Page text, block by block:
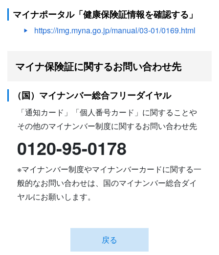
マイナポータル「健康保険証情報を確認する」
https://img.myna.go.jp/manual/03-01/0169.html
マイナ保険証に関するお問い合わせ先
（国）マイナンバー総合フリーダイヤル
「通知カード」「個人番号カード」に関することや
その他のマイナンバー制度に関するお問い合わせ先
0120-95-0178
※マイナンバー制度やマイナンバーカードに関する一
般的なお問い合わせは、国のマイナンバー総合ダイ
ヤルにお願いします。
戻る